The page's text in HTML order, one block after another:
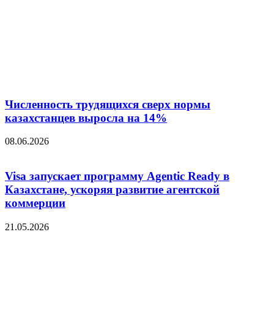
Численность трудящихся сверх нормы
казахстанцев выросла на 14%
08.06.2026
Visa запускает программу Agentic Ready в
Казахстане, ускоряя развитие агентской
коммерции
21.05.2026